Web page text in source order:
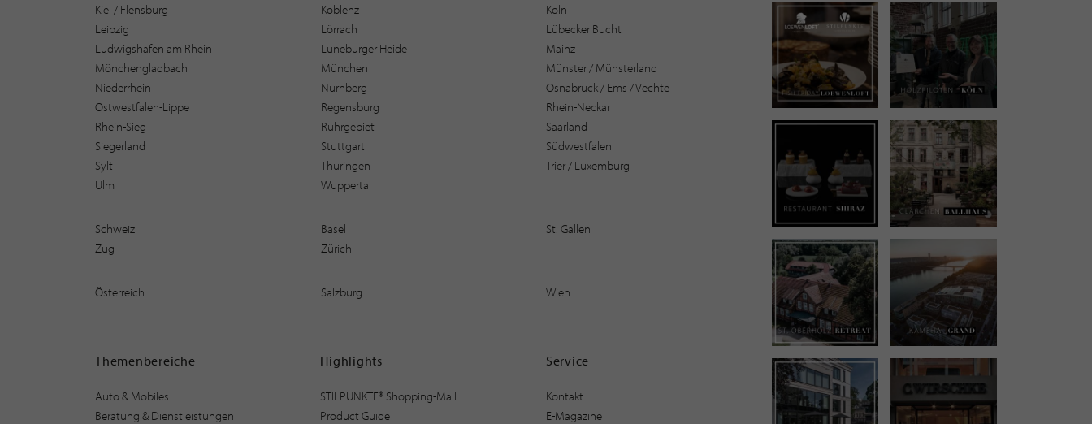
Kiel / Flensburg
Koblenz
Köln
Leipzig
Lörrach
Lübecker Bucht
Ludwigshafen am Rhein
Lüneburger Heide
Mainz
Mönchengladbach
München
Münster / Münsterland
Niederrhein
Nürnberg
Osnabrück / Ems / Vechte
Ostwestfalen-Lippe
Regensburg
Rhein-Neckar
Rhein-Sieg
Ruhrgebiet
Saarland
Siegerland
Stuttgart
Südwestfalen
Sylt
Thüringen
Trier / Luxemburg
Ulm
Wuppertal
Schweiz Basel
St. Gallen
Zug
Zürich
Österreich Salzburg Wien
Themenbereiche
Auto & Mobiles
Beratung & Dienstleistungen
Highlights
STILPUNKTE® Shopping-Mall
Product Guide
Service
Kontakt
E-Magazine